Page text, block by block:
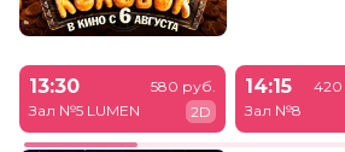
13:30
Зал №5 LUMEN
580 руб.
2D
14:15
Зал №8
420